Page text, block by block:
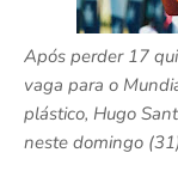
Após perder 17
vaga para o
plástico, Hugo
neste domingo